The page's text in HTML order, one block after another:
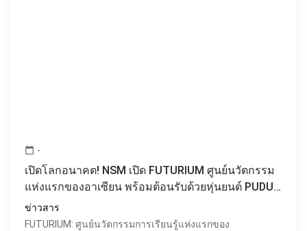
calendar_today -
เปิดโลกอนาคต! NSM เปิด FUTURIUM ศูนย์นวัตกรรม
แห่งแรกของอาเซียน พร้อมต้อนรับด้วยหุ่นยนต์ PUDU
T300
ข่าวสาร
FUTURIUM: ศูนย์นวัตกรรมการเรียนรู้แห่งแรกของ